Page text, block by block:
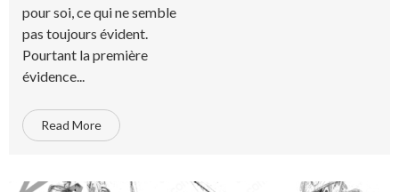
pour soi, ce qui ne semble
pas toujours évident.
Pourtant la première
évidence...
Read More